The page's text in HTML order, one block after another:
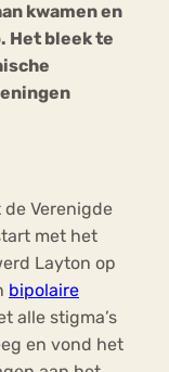
kwamen en
Het bleek te
Verenigde
met het
Layton op
bipolaire
alle stigma’s
en vond het